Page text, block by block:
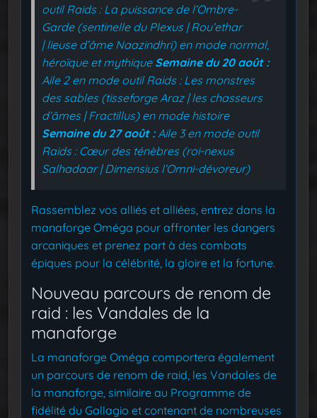
outil Raids : La puissance de l’Ombre-
Garde (sentinelle du Plexus | Rou’ethar
| lieuse d’âme Naazindhri) en mode normal,
héroïque et mythique Semaine du 20 août :
Aile 2 en mode outil Raids : Les monstres
des sables (tisseforge Araz | les chasseurs
d’âmes | Fractillus) en mode histoire
Semaine du 27 août :Aile 3 en mode outil
Raids : Cœur des ténèbres (roi-nexus
Salhadaar | Dimensius l’Omni-dévoreur)
Rassemblez vos alliés et alliées, entrez dans la
manaforge Oméga pour affronter les dangers
arcaniques et prenez part à des combats
épiques pour la célébrité, la gloire et la fortune.
Nouveau parcours de renom de
raid : les Vandales de la
manaforge
La manaforge Oméga comportera également
un parcours de renom de raid, les Vandales de
la manaforge, similaire au Programme de
fidélité du Gallagio et contenant de nombreuses